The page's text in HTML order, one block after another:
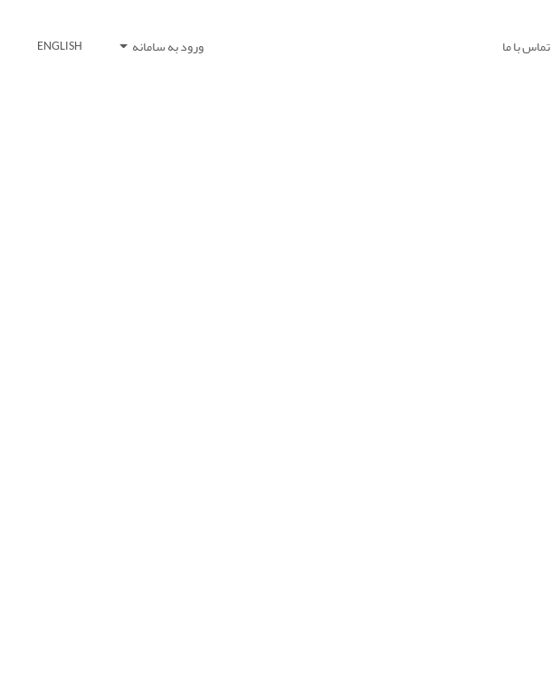
تماس با ما ورود به سامانه ENGLISH